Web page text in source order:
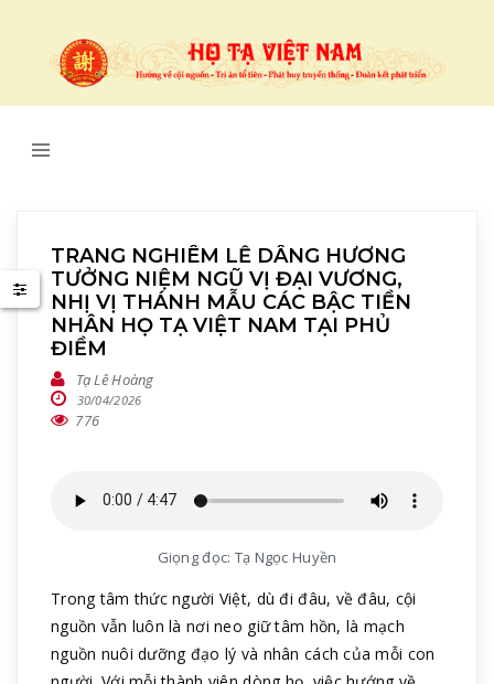
TRANG NGHIÊM LỄ DÂNG HƯƠNG
TƯỞNG NIỆM NGŨ VỊ ĐẠI VƯƠNG,
NHỊ VỊ THÁNH MẪU CÁC BẬC TIỀN
NHÂN HỌ TẠ VIỆT NAM TẠI PHỦ
ĐIỀM
Tạ Lê Hoàng
30/04/2026
776
Giọng đọc: Tạ Ngọc Huyền
Trong tâm thức người Việt, dù đi đâu, về đâu, cội
nguồn vẫn luôn là nơi neo giữ tâm hồn, là mạch
nguồn nuôi dưỡng đạo lý và nhân cách của mỗi con